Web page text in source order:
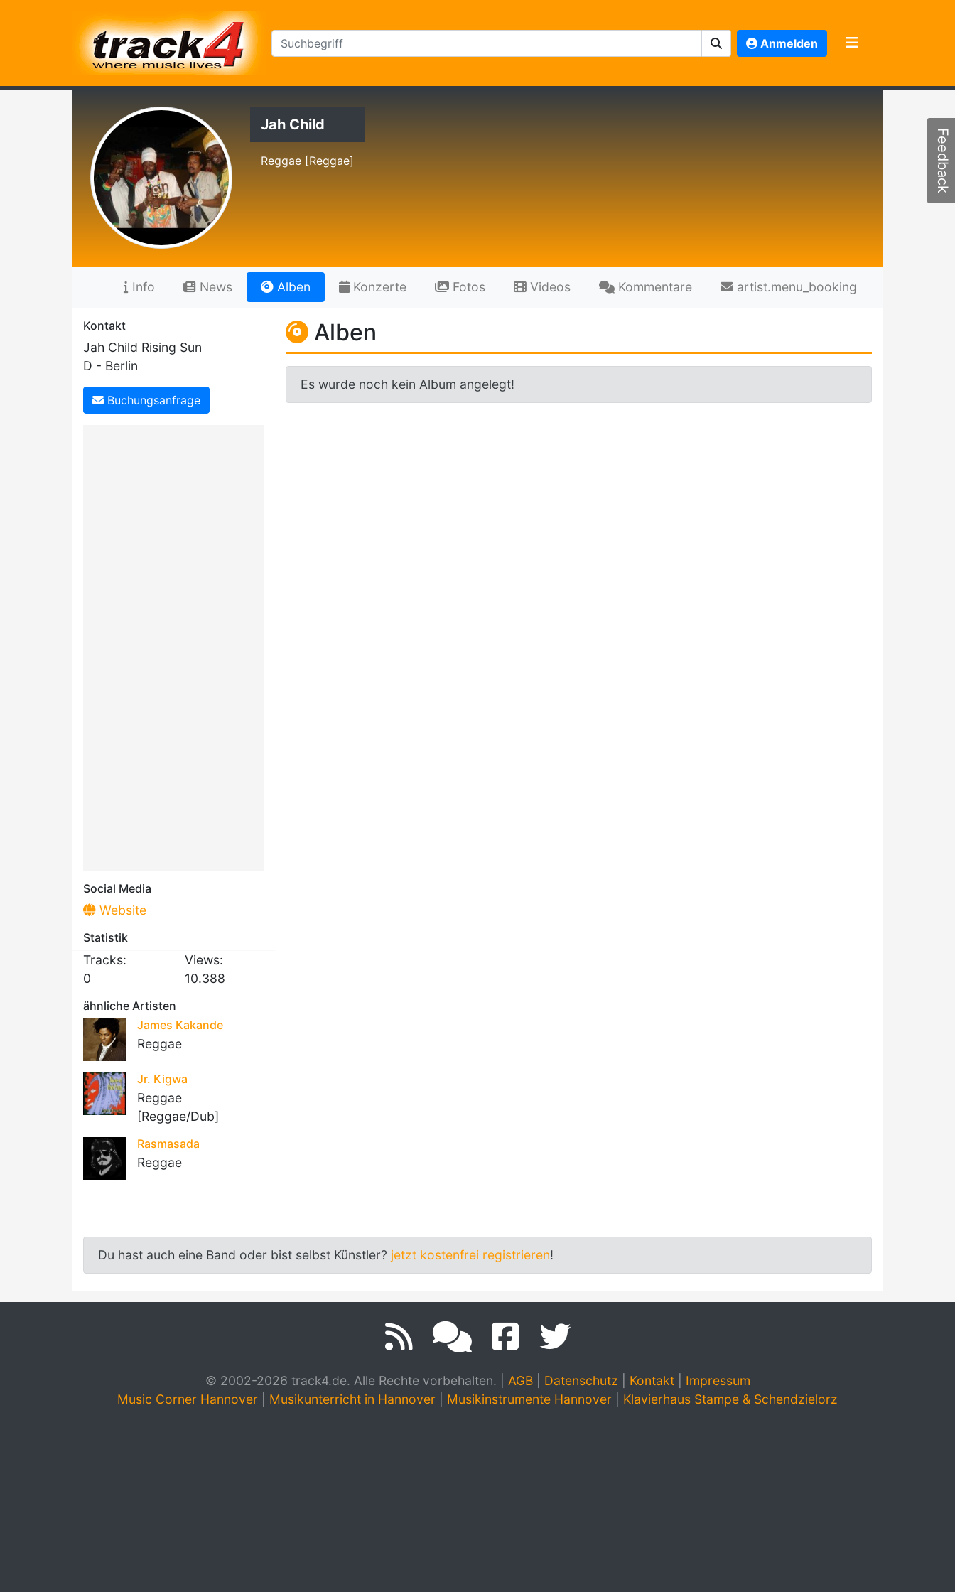
Anmelden
Jah Child
Reggae [Reggae]
Info News Alben Konzerte Fotos Videos Kommentare artist.menu_booking
Kontakt
Jah Child Rising Sun
D - Berlin
Buchungsanfrage
Social Media
Website
Statistik
Tracks:
0
Views:
10.388
ähnliche Artisten
James Kakande
Reggae
Jr. Kigwa
Reggae
[Reggae/Dub]
Rasmasada
Reggae
Alben
Es wurde noch kein Album angelegt!
Du hast auch eine Band oder bist selbst Künstler? jetzt kostenfrei registrieren!
© 2002-2026 track4.de. Alle Rechte vorbehalten. AGB| Datenschutz Kontakt| Impressum
Music Corner Hannover
Musikunterricht in Hannover Musikinstrumente Hannover Klavierhaus Stampe & Schendzielorz
Feedback